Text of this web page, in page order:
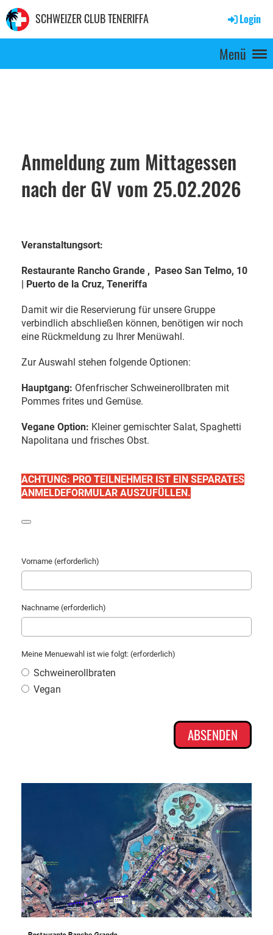
SCHWEIZER CLUB TENERIFFA Login
Menü
Anmeldung zum Mittagessen
nach der GV vom 25.02.2026
Veranstaltungsort:
Restaurante Rancho Grande , Paseo San Telmo, 10
| Puerto de la Cruz, Teneriffa
Damit wir die Reservierung für unsere Gruppe
verbindlich abschließen können, benötigen wir noch
eine Rückmeldung zu Ihrer Menüwahl.
Zur Auswahl stehen folgende Optionen:
Hauptgang: Ofenfrischer Schweinerollbraten mit
Pommes frites und Gemüse.
Vegane Option: Kleiner gemischter Salat, Spaghetti
Napolitana und frisches Obst.
ACHTUNG: PRO TEILNEHMER IST EIN SEPARATES
ANMELDEFORMULAR AUSZUFÜLLEN.
Vorname (erforderlich)
Nachname (erforderlich)
Meine Menuewahl ist wie folgt: (erforderlich)
Schweinerollbraten
Vegan